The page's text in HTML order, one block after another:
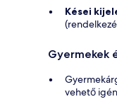
Kései
Gyermekek
vehető